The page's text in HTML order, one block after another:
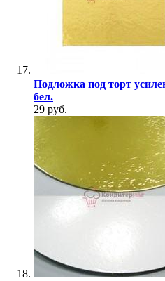
Подложка под торт
бел.
29 руб.